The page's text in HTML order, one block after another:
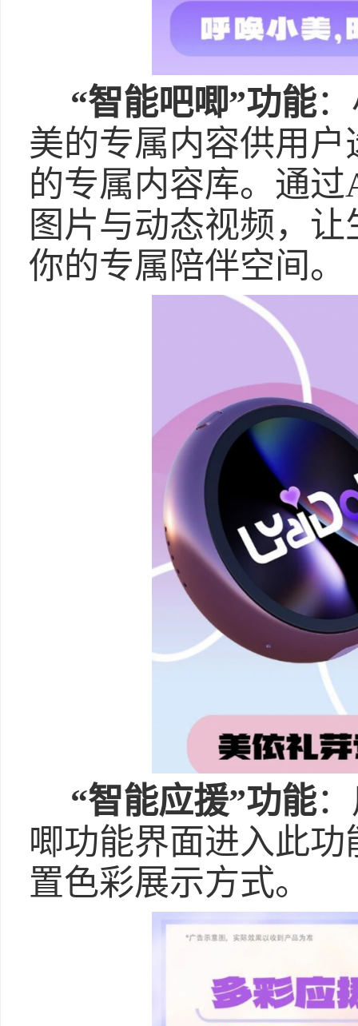
“智能吧唧”功能
美的专属内容供用
的专属内容库。通
图片与动态视频，
你的专属陪伴空间。
“智能应援”功能
唧功能界面进入此
置色彩展示方式。